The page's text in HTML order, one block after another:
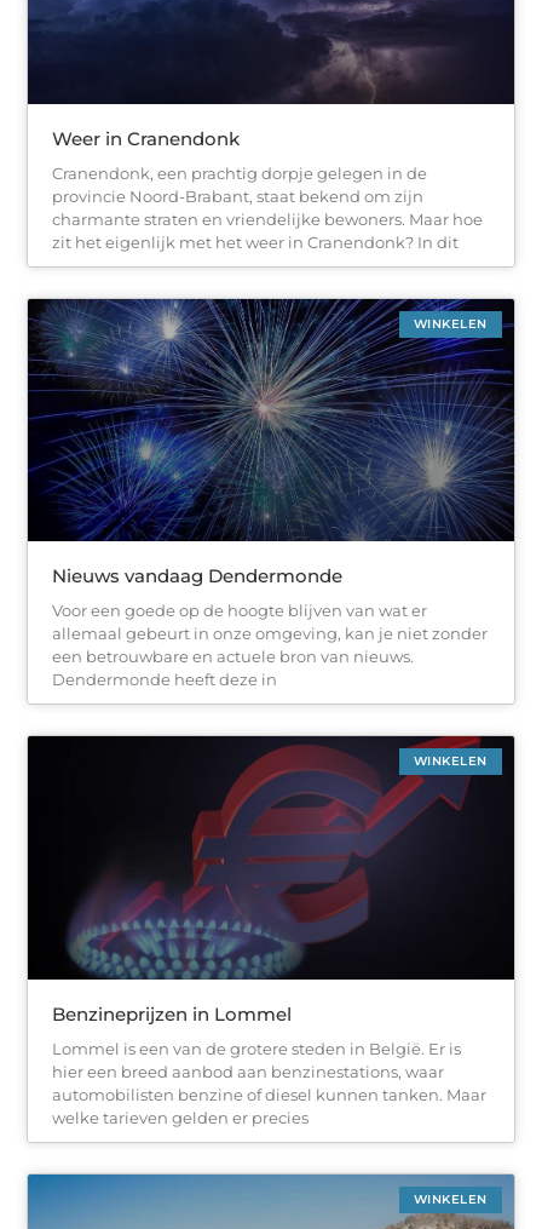
Weer in Cranendonk
Cranendonk, een prachtig dorpje gelegen in de
provincie Noord-Brabant, staat bekend om zijn
charmante straten en vriendelijke bewoners. Maar hoe
zit het eigenlijk met het weer in Cranendonk? In dit
WINKELEN
Nieuws vandaag Dendermonde
Voor een goede op de hoogte blijven van wat er
allemaal gebeurt in onze omgeving, kan je niet zonder
een betrouwbare en actuele bron van nieuws.
Dendermonde heeft deze in
WINKELEN
Benzineprijzen in Lommel
Lommel is een van de grotere steden in België. Er is
hier een breed aanbod aan benzinestations, waar
automobilisten benzine of diesel kunnen tanken. Maar
welke tarieven gelden er precies
WINKELEN